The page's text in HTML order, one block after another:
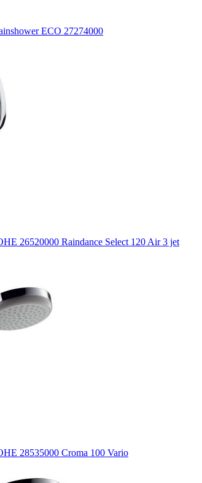
ECO 27274000
26520000 Raindance Select 120 Air 3 jet
28535000 Croma 100 Vario